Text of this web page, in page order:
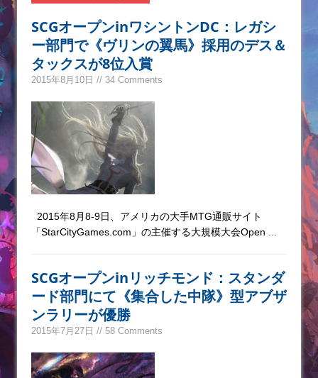
SCGオープンinワシントンDC：レガシ
ー部門で《ヴリンの翼馬》採用のデス＆
タックスが8位入賞
2015年8月10日 // 34 Comments
2015年8月8-9日、アメリカの大手MTG通販サイト
「StarCityGames.com」の主催する大規模大会Open
SCGオープンinリッチモンド：スタンダ
ード部門にて《集合した中隊》型アブザ
ンラリーが優勝
2015年7月27日 // 58 Comments